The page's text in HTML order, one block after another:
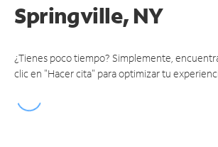
Springville, NY
¿Tienes poco tiempo? Simplemente,
clic en "Hacer cita" para optimizar tu